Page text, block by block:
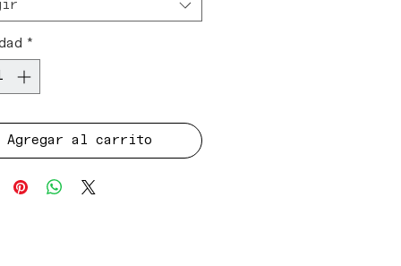
*
Agregar al carrito